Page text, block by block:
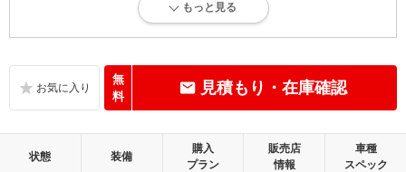
キズ、へこみは若干ありますが、比較的良好な状態です。
いたみ、汚れなどは少なく、全体的に良好な状態です。
もっと見る
無
料
見積もり・在庫確認
状態 装備
購入
プラン
販売店
情報
車種
スペック